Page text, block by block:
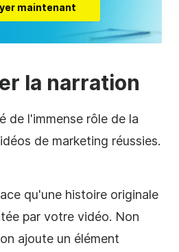
maintenant
la narration
de l'immense rôle de la
de marketing réussies.
qu'une histoire originale
par votre vidéo. Non
ajoute un élément